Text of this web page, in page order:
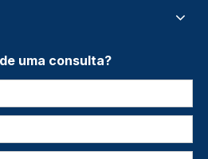
uma consulta?